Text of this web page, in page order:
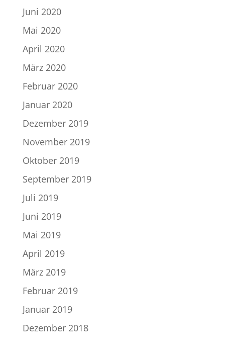
Juni 2020
Mai 2020
April 2020
März 2020
Februar 2020
Januar 2020
Dezember 2019
November 2019
Oktober 2019
September 2019
Juli 2019
Juni 2019
Mai 2019
April 2019
März 2019
Februar 2019
Januar 2019
Dezember 2018